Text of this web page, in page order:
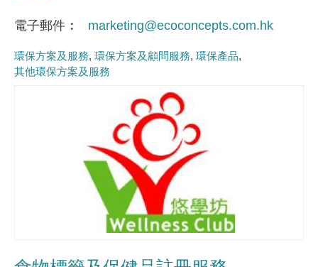
電子郵件 marketing@ecoconcepts.com.hk
環保方案及服務 環保方案及顧問服務 環保產品
其他環保方案及服務